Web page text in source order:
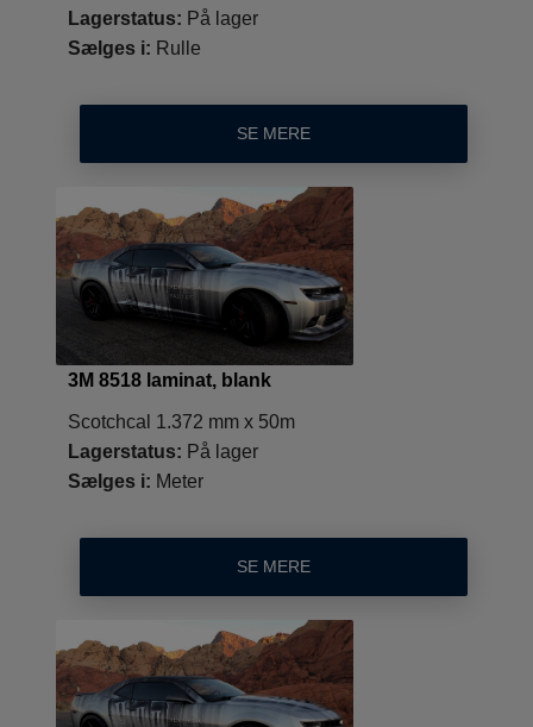
Lagerstatus: På lager
Sælges i: Rulle
SE MERE
3M 8518 laminat, blank
Scotchcal 1.372 mm x 50m
Lagerstatus: På lager
Sælges i: Meter
SE MERE